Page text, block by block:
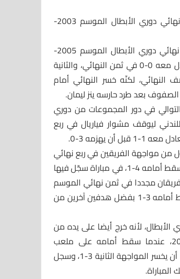
وتخطّى آرسنال منافسه سلتا فيجو في ثمن نهائي دوري الأبطال الموسم 2003-
واجتاز فينجر عقبتين إسبانيتين في طريقه إلى نهائي دوري الأبطال الموسم 2005-
2006، الأولى عندم هزم ريال مدريد 1-0 وتعادل معه 0-0 في ثمن النهائي، والثانية
1-0 و0-0 أيضا في نصف النهائي، لكنّه خسر النهائي أمام
واشبيلية الفوز 3-0 و3-1 على التوالي في دور المجموعات من دوري
وعاد الفريق اللندني ليوقف مشوار فياريال في ربع
2-2 في القسم الأول من مواجهة الفريقين في ربع نهائي
الـ”تشامبيونز ليج” الموسم 2009-2010، لكنه سقط أمامه 4-1، في مباراة سجّل فيها
مجددا في ثمن نهائي الموسم
التالي، ففاز آرسنال على أرضه 2-1 قبل أن يسقط أمامه 3-1 بفضل هدفين آخرين من
لأنه خرج أيضا على يده من
ثمن نهائي دوري الأبطال موسم 2015-2016، عندما سقط أمامه على ملعب
“الإمارات” بهدفين نظيفين أحرزهما ميسي، قبل أن يخسر المواجهة الثانية 3-1، وسجل